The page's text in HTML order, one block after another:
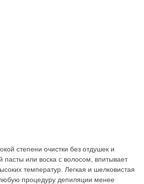
степени очистки без отдушек и
пасты или воска с волосом, впитывает
температур. Легкая и шелковистая
процедуру депиляции менее